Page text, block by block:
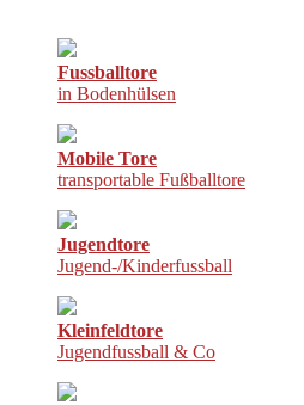
Fussballtore
in Bodenhülsen
Mobile Tore
transportable Fußballtore
Jugendtore
Jugend-/Kinderfussball
Kleinfeldtore
Jugendfussball & Co